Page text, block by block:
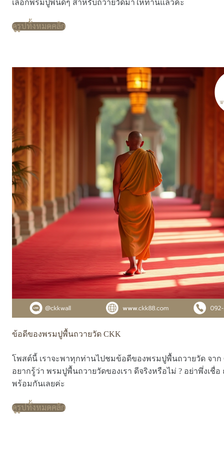
เลือกพรมปูพื้นดีๆ สำหรับถวายวัดมาให้ท่านแล้วค่ะ
ดูรูปทั้งหมดคลิก
ข้อดีของพรมปูพื้นถวายวัด CKK
โพสต์นี้ เราจะพาทุกท่านไปชมข้อดีของพรมปูพื้นถวายวัด จาก
อยากรู้ว่า พรมปูพื้นถวายวัดของเรา ดีจริงหรือไม่ ? อย่าพึ่งเชื่
พร้อมกันเลยค่ะ
ดูรูปทั้งหมดคลิก